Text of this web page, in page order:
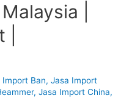
|
Import Ban, Jasa Import
, Jasa Import China,